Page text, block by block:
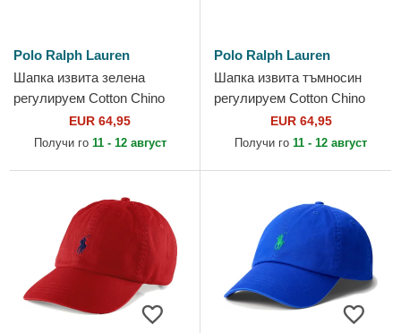
Polo Ralph Lauren
Шапка извита зелена
регулируем Cotton Chino
Classic Sport от Polo Ralph
Lauren
EUR 64,95
Получи го 11 - 12 август
Polo Ralph Lauren
Шапка извита тъмносин
регулируем Cotton Chino
Classic Sport от Polo Ralph
Lauren
EUR 64,95
Получи го 11 - 12 август